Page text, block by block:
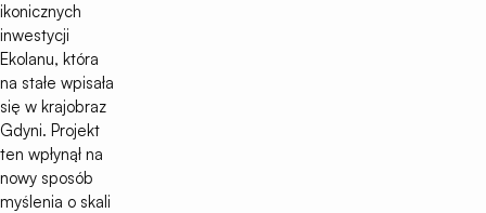
ikonicznych
inwestycji
Ekolanu, która
na stałe wpisała
się w krajobraz
Gdyni. Projekt
ten wpłynął na
nowy sposób
myślenia o skali